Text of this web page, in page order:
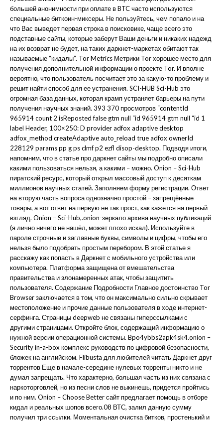
большей анонимности при оплате в BTC часто используются
специальные биткоин-миксеры. Не пользуйтесь, чем попало и на
что Вас выведет первая строка в поисковике, чаще всего это
подставные сайты, которые заберут Ваши деньги и никаких надежд
на их возврат не будет, на таких даркнет-маркетах обитают так
называемые “кидалы”. Tor Metrics Метрики Tor хорошее место для
получения дополнительной информации о проекте Tor. И вполне
вероятно, что пользователь посчитает это за какую-то проблему и
решит найти способ для ее устранения. SCI-HUB Sci-Hub это
огромная база данных, которая крамп устраняет барьеры на пути
получения научных знаний. 393 370 просмотров “contentId
965914 count 2 isReposted false gtm null “id 965914 gtm null “id 1
label Header, 100×250: D provider adfox adaptive desktop
adfox_method createAdaptive auto_reload true adfox ownerId
228129 params pp g ps clmf p2 ezfl disop-desktop. Подводя итоги,
напомним, что в статье про даркнет сайты мы подробно описали
какими пользоваться нельзя, а какими – можно. Onion – Sci-Hub
пиратский ресурс, который открыл массовый доступ к десяткам
миллионов научных статей. Заполняем форму регистрации. Ответ
на вторую часть вопроса однозначно простой – запрещённые
товары, а вот ответ на первую не так прост, как кажется на первый
взгляд. Onion – Sci-Hub,.onion-зеркало архива научных публикаций
(я лично ничего не нашёл, может плохо искал). Используйте в
пароле строчные и заглавные буквы, символы и цифры, чтобы его
нельзя было подобрать простым перебором. В этой статье я
расскажу как попасть в Даркнет с мобильного устройства или
компьютера. Платформа защищена от вмешательства
правительства и злонамеренных атак, чтобы защитить
пользователя. Содержание Подробности Главное достоинство Tor
Browser заключается в том, что он максимально сильно скрывает
местоположение и прочие данные пользователя в ходе интернет-
серфинга. Страницы deepweb не связаны гиперссылками с
другими страницами. Откройте блок, содержащий информацию о
нужной версии операционной системы. Bpo4ybbs2apk4sk4.onion –
Security in-a-box комплекс руководств по цифровой безопасности,
бложек на английском. Flibusta для любителей читать Даркнет друг
торрентов Еще в начале-середине нулевых торренты никто и не
думал запрещать. Что характерно, большая часть из них связана с
наркоторговлей, но из песни слов не выкинешь, придется пройтись
и по ним. Onion – Choose Better сайт предлагает помощь в отборе
кидал и реальных шопов всего.08 ВТС, залил данную сумму
получил три ссылки. Моментальная очистка битков, простенький и